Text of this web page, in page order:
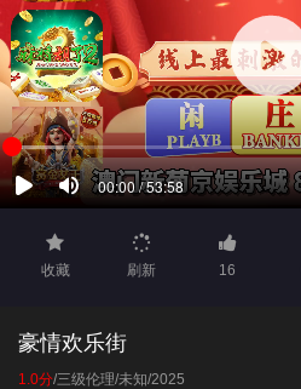
收藏 刷新 16
豪情欢乐街
1.0分/三级伦理/未知/2025